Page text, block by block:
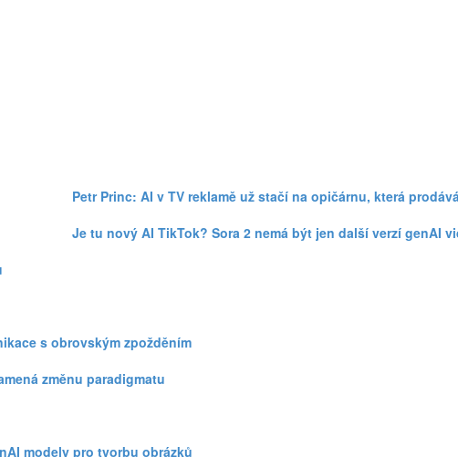
Petr Princ: AI v TV reklamě už stačí na opičárnu, která
Je tu nový AI TikTok? Sora 2 nemá být jen další verzí genAI
s obrovským zpožděním
změnu paradigmatu
modely pro tvorbu obrázků